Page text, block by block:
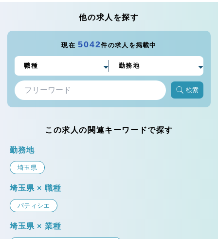
他の求人を探す
現在5042件の求人を掲載中
検索
この求人の関連キーワードで探す
勤務地
埼玉県
埼玉県 × 職種
パティシエ
埼玉県 × 業種